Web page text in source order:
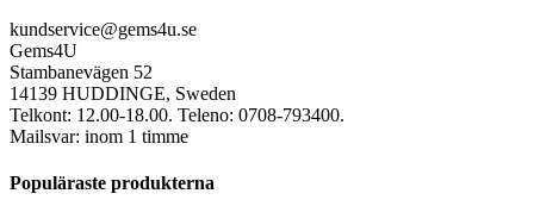
kundservice@gems4u.se
Gems4U
Stambanevägen 52
14139 HUDDINGE, Sweden
Telkont: 12.00-18.00. Teleno: 0708-793400.
Mailsvar: inom 1 timme
Populäraste produkterna